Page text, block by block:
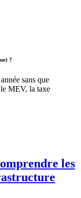
?
sans que
MEV, la taxe
les